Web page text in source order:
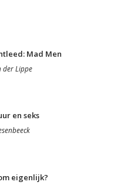
Mad Men
der Lippe
en seks
eigenlijk?